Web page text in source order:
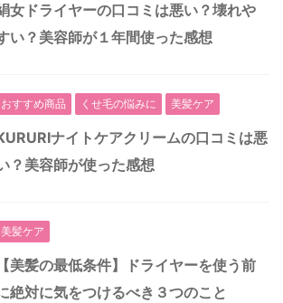
女ドライヤーの口コミは悪い？壊れや
い？美容師が１年間使った感想
おすすめ商品 くせ毛の悩みに 美髪ケア
ナイトケアクリームの口コミは悪
？美容師が使った感想
美髪ケア
【美髪の最低条件】ドライヤーを使う前
絶対に気をつけるべき３つのこと